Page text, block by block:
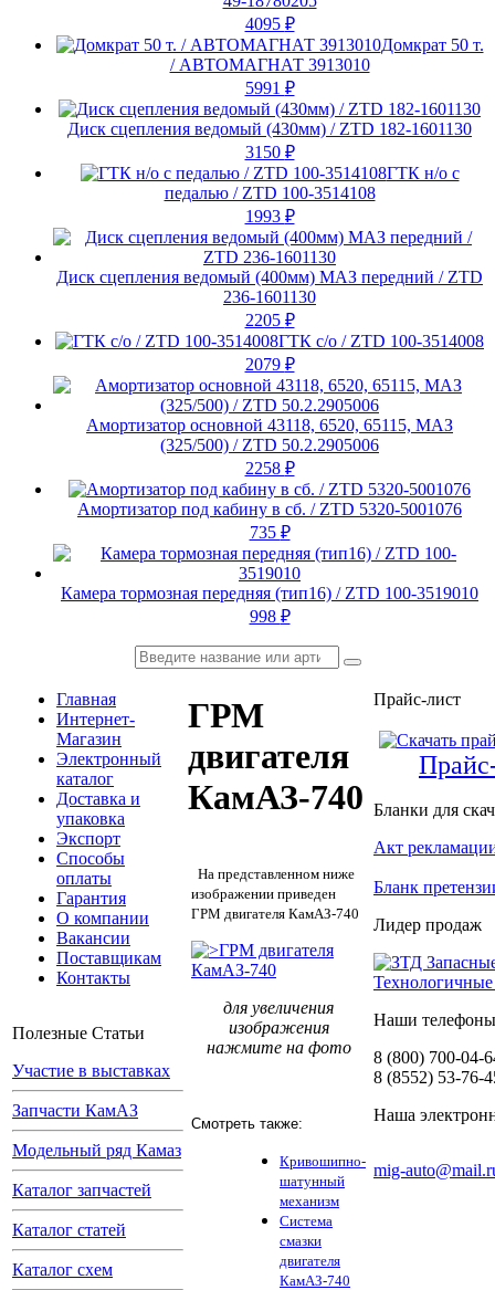
4095 ₽
Домкрат 50 т.
/ АВТОМАГНАТ 3913010
5991 ₽
Диск сцепления ведомый (430мм) / ZTD 182-1601130
3150 ₽
ГТК н/о с
педалью / ZTD 100-3514108
1993 ₽
Диск сцепления ведомый (400мм) МАЗ передний / ZTD
236-1601130
2205 ₽
ГТК с/о / ZTD 100-3514008
2079 ₽
Амортизатор основной 43118, 6520, 65115, МАЗ
(325/500) / ZTD 50.2.2905006
2258 ₽
Амортизатор под кабину в сб. / ZTD 5320-5001076
735 ₽
Камера тормозная передняя (тип16) / ZTD 100-3519010
998 ₽
Главная
Интернет-
Магазин
Электронный
каталог
Доставка и
упаковка
Экспорт
Способы
оплаты
Гарантия
О компании
Вакансии
Поставщикам
Контакты
Полезные Статьи
Участие в выставках
Запчасти КамАЗ
Модельный ряд Камаз
Каталог запчастей
Каталог статей
Каталог схем
ГРМ
двигателя
КамАЗ-740
На представленном ниже
изображении приведен
ГРМ двигателя КамАЗ-740
для увеличения
изображения
нажмите на фото
Смотреть также:
Кривошипно-
шатунный
механизм
Система
смазки
двигателя
КамАЗ-740
Прайс-лист
Бланки для
Акт
Бланк
Лидер продаж
Наши
8 (800) 700-04-
8 (8552) 53-76-
Наша
mig-